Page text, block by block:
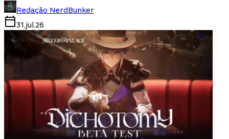
Redação NerdBunker
31.jul.26